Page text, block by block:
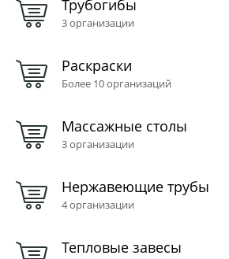
Трубогибы
3 организации
Раскраски
Более 10 организаций
Массажные столы
3 организации
Нержавеющие трубы
4 организации
Тепловые завесы